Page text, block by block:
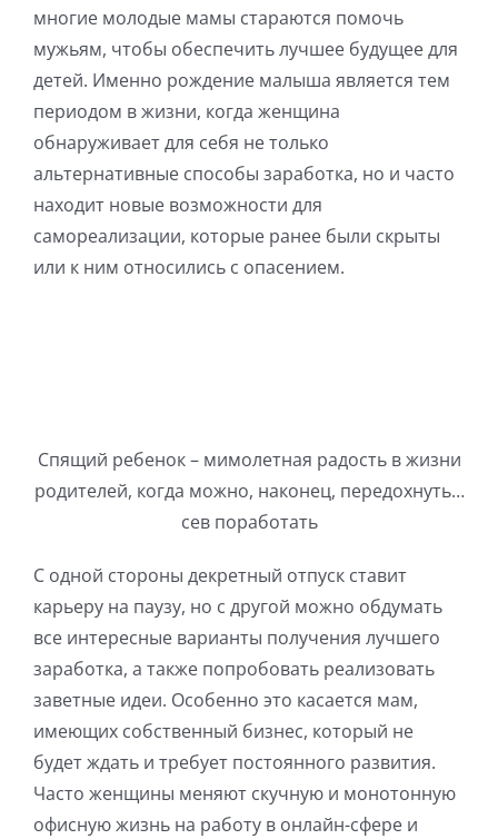
многие молодые мамы стараются помочь
мужьям, чтобы обеспечить лучшее будущее для
детей. Именно рождение малыша является тем
периодом в жизни, когда женщина
обнаруживает для себя не только
альтернативные способы заработка, но и часто
находит новые возможности для
самореализации, которые ранее были скрыты
или к ним относились с опасением.
Спящий ребенок – мимолетная радость в жизни
родителей, когда можно, наконец, передохнуть…
сев поработать
С одной стороны декретный отпуск ставит
карьеру на паузу, но с другой можно обдумать
все интересные варианты получения лучшего
заработка, а также попробовать реализовать
заветные идеи. Особенно это касается мам,
имеющих собственный бизнес, который не
будет ждать и требует постоянного развития.
Часто женщины меняют скучную и монотонную
офисную жизнь на работу в онлайн-сфере и